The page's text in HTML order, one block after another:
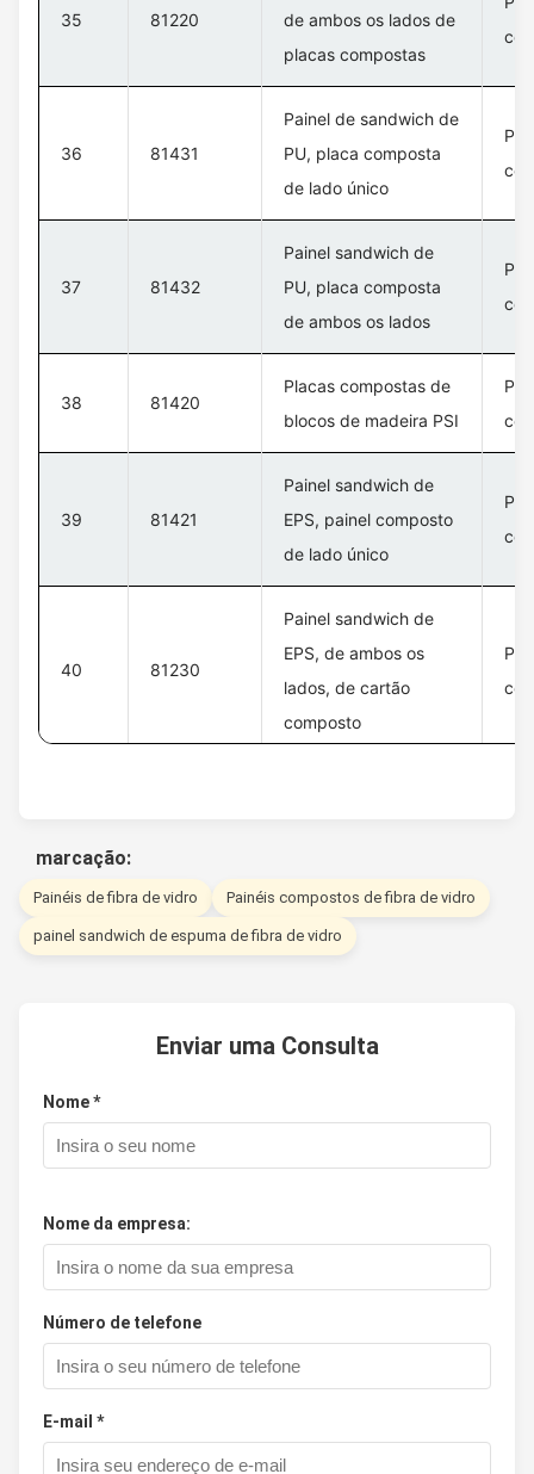
35 81220
de ambos os lados de
placas compostas
36 81431
Painel de sandwich de
PU, placa composta
de lado único
37 81432
Painel sandwich de
PU, placa composta
de ambos os lados
38 81420
Placas compostas de
blocos de madeira PSI
39 81421
Painel sandwich de
EPS, painel composto
de lado único
40 81230
Painel sandwich de
EPS, de ambos os
lados, de cartão
composto
marcação:
Painéis de fibra de vidro Painéis compostos de fibra de vidro
painel sandwich de espuma de fibra de vidro
Enviar uma Consulta
Nome *
Nome da empresa:
Número de telefone
E-mail *